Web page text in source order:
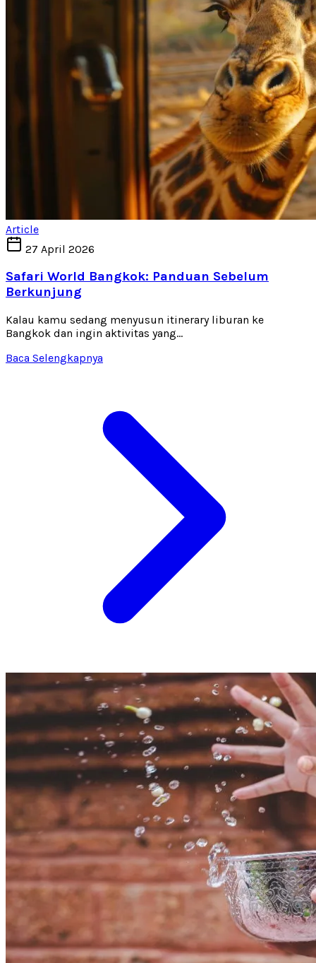
Article
27 April 2026
Safari World Bangkok: Panduan Sebelum
Berkunjung
Kalau kamu sedang menyusun itinerary liburan ke
Bangkok dan ingin aktivitas yang...
Baca Selengkapnya